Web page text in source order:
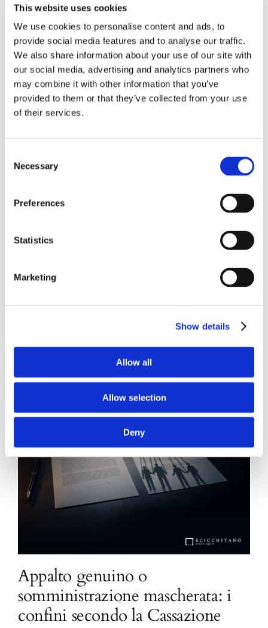
This website uses cookies
We use cookies to personalise content and ads, to
provide social media features and to analyse our traffic.
We also share information about your use of our site with
our social media, advertising and analytics partners who
may combine it with other information that you’ve
provided to them or that they’ve collected from your use
of their services.
Selection
Necessary
Preferences
Statistics
Marketing
Show details
Allow all
Allow selection
Deny
Obbligazioni solidali passive:
rapporti tra surrogazione legale e
regresso
La sentenza n. 16835 del 29 maggio 2026 della
Corte di Cassazione offre l'occasione per tornare
su un tema di grande rilievo teorico e pratico
nell'ambito delle obbligazioni solidali passive: il
21 Luglio 2026
Diritto del Lavoro, Michela Colitta, Sentenze Cassazione
Appalto genuino o
somministrazione mascherata: i
confini secondo la Cassazione